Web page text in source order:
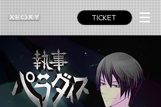
TICKET